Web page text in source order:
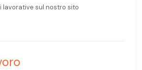
lavorative sul nostro sito